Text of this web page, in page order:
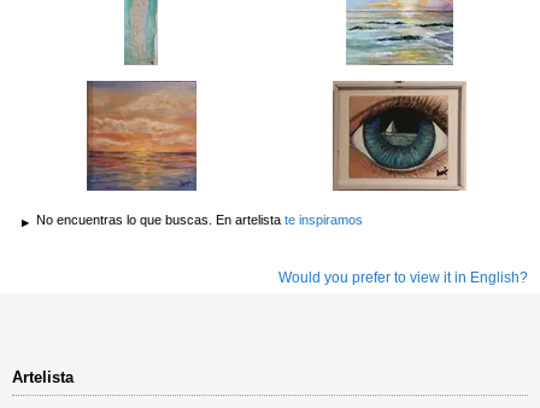
No encuentras lo que buscas. En artelista te inspiramos
Would you prefer to view it in English?
Artelista